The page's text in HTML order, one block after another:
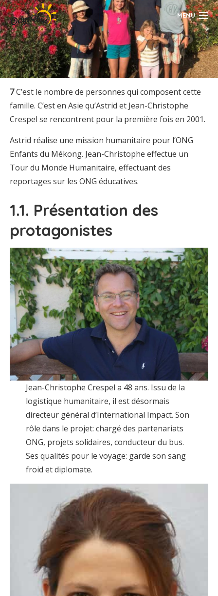
MENU
7C’est le nombre de personnes qui composent cette
famille. C’est en Asie qu’Astrid et Jean-Christophe
Crespel se rencontrent pour la première fois en 2001.
Astrid réalise une mission humanitaire pour l’ONG
Enfants du Mékong. Jean-Christophe effectue un
Tour du Monde Humanitaire, effectuant des
reportages sur les ONG éducatives.
1.1. Présentation des
protagonistes
Jean-Christophe Crespel a 48 ans. Issu de la
logistique humanitaire, il est désormais
directeur général d’International Impact. Son
rôle dans le projet: chargé des partenariats
ONG, projets solidaires, conducteur du bus.
Ses qualités pour le voyage: garde son sang
froid et diplomate.